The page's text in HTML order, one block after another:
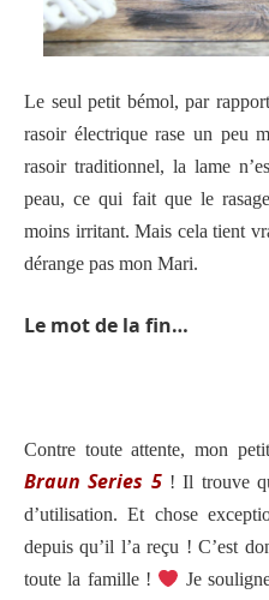
Le seul petit bémol, par
rasoir électrique rase un peu
rasoir traditionnel, la lame
peau, ce qui fait que le
moins irritant. Mais cela tient
dérange pas mon Mari.
Le mot de la fin…
Contre toute attente, mon
Braun Series 5 !Il trouve
d’utilisation.Et chose
depuis qu’il l’a reçu ! C’est
toute la famille !
Je